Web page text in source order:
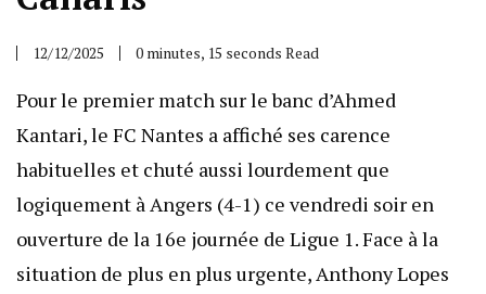
12/12/2025 0 minutes, 15 seconds Read
Pour le premier match sur le banc d’Ahmed
Kantari, le FC Nantes a affiché ses carence
habituelles et chuté aussi lourdement que
logiquement à Angers (4-1) ce vendredi soir en
ouverture de la 16e journée de Ligue 1. Face à la
situation de plus en plus urgente, Anthony Lopes